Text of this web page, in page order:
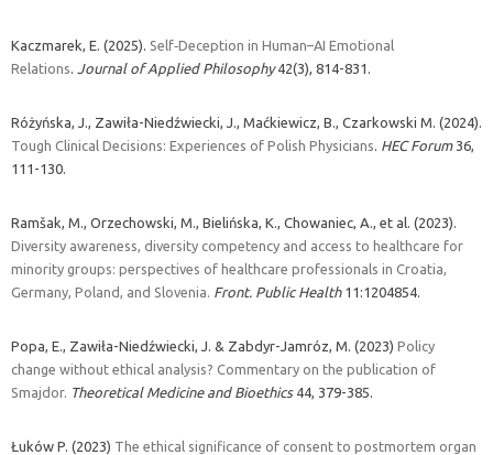
Kaczmarek, E. (2025). Self‐Deception in Human–AI Emotional
Relations
Journal of Applied Philosophy42(3), 814-831.
Różyńska, J., Zawiła-Niedźwiecki, J., Maćkiewicz, B., Czarkowski M. (2024).
Tough Clinical Decisions: Experiences of Polish Physicians HEC Forum36,
111-130.
Ramšak, M., Orzechowski, M., Bielińska, K., Chowaniec, A., et al. (2023).
Diversity awareness, diversity competency and access to healthcare for
minority groups: perspectives of healthcare professionals in Croatia,
Germany, Poland, and Slovenia. Front. Public Health11:1204854.
Popa, E., Zawiła-Niedźwiecki, J. & Zabdyr-Jamróz, M. (2023) Policy
change without ethical analysis? Commentary on the publication of
Smajdor. Theoretical Medicine and Bioethics44, 379-385.
Łuków P. (2023) The ethical significance of consent to postmortem organ